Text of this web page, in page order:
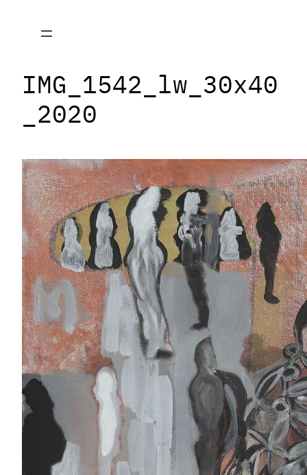
springen
IMG_1542_lw_30x40
_2020